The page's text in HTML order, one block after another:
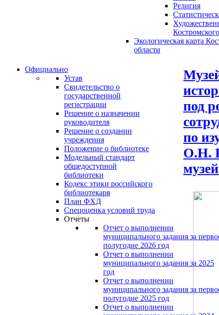
Религия
Экологическая карта
области
Официально
Устав
Свидетельство о
государственной
регистрации
Решение о назначении
руководителя
Решение о создании
учреждения
Положение о библиотеке
Модельный стандарт
общедоступной
библиотеки
Кодекс этики российского
библиотекаря
План ФХД
Спецоценка условий труда
Отчеты
Отчет о выполнении
муниципального задания за
полугодие 2026 год
Отчет о выполнении
муниципального задания за 2025
год
Отчет о выполнении
муниципального задания за
полугодие 2025 год
Отчет о выполнении
под
по
О.Н.